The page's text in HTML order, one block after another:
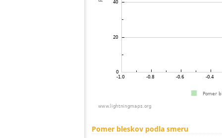
Pomer bleskov podla smeru